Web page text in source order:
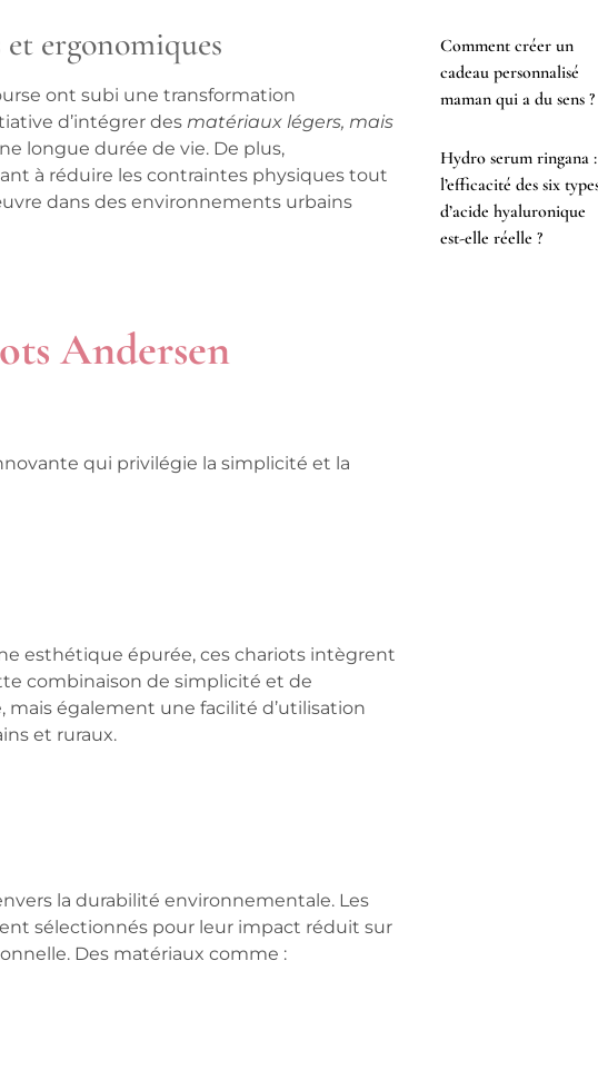
ergonomiques
ont subi une transformation
d’intégrer des matériaux légers, mais
longue durée de vie. De plus,
à réduire les contraintes physiques tout
dans des environnements urbains
Andersen
qui privilégie la simplicité et la
esthétique épurée, ces chariots intègrent
combinaison de simplicité et de
également une facilité d’utilisation
et ruraux.
la durabilité environnementale. Les
sélectionnés pour leur impact réduit sur
Des matériaux comme :
Comment créer un
cadeau personnalisé
maman qui a du sens ?
Hydro serum ringana :
l’efficacité des six
d’acide hyaluronique
est-elle réelle ?